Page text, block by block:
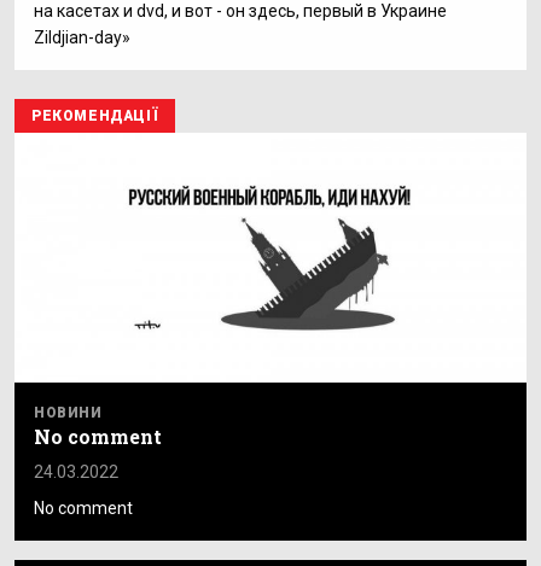
на касетах и dvd, и вот - он здесь, первый в Украине
Zildjian-day»
РЕКОМЕНДАЦІЇ
НОВИНИ
No comment
24.03.2022
No comment